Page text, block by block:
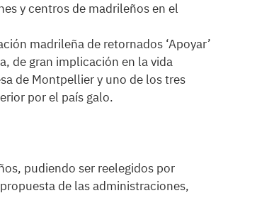
y centros de madrileños en el
madrileña de retornados ‘Apoyar’
de gran implicación en la vida
de Montpellier y uno de los tres
por el país galo.
pudiendo ser reelegidos por
de las administraciones,